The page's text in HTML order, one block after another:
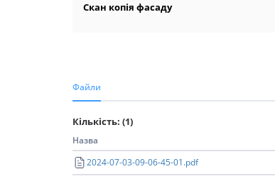
Скан копія фасаду
Файли
Кількість: (1)
Назва
2024-07-03-09-06-45-01.pdf